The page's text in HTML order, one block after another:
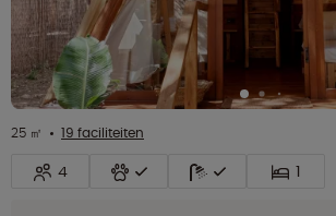
25 ㎡ 19 faciliteiten
4 1